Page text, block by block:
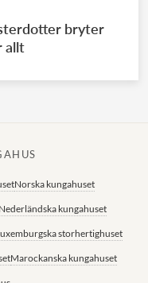
bryter
allt
Norska kungahuset
Nederländska kungahuset
storhertighuset
Marockanska kungahuset